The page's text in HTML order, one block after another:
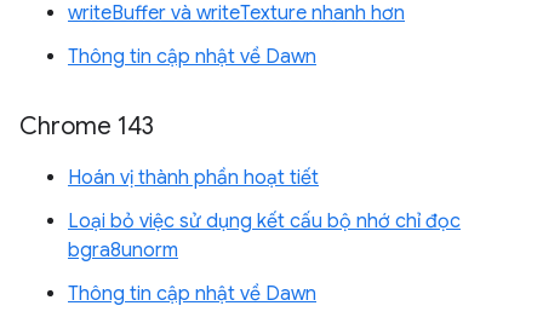
writeBuffer và writeTexture nhanh hơn
Thông tin cập nhật về Dawn
Chrome 143
Hoán vị thành phần hoạt tiết
Loại bỏ việc sử dụng kết cấu bộ nhớ chỉ đọc
bgra8unorm
Thông tin cập nhật về Dawn